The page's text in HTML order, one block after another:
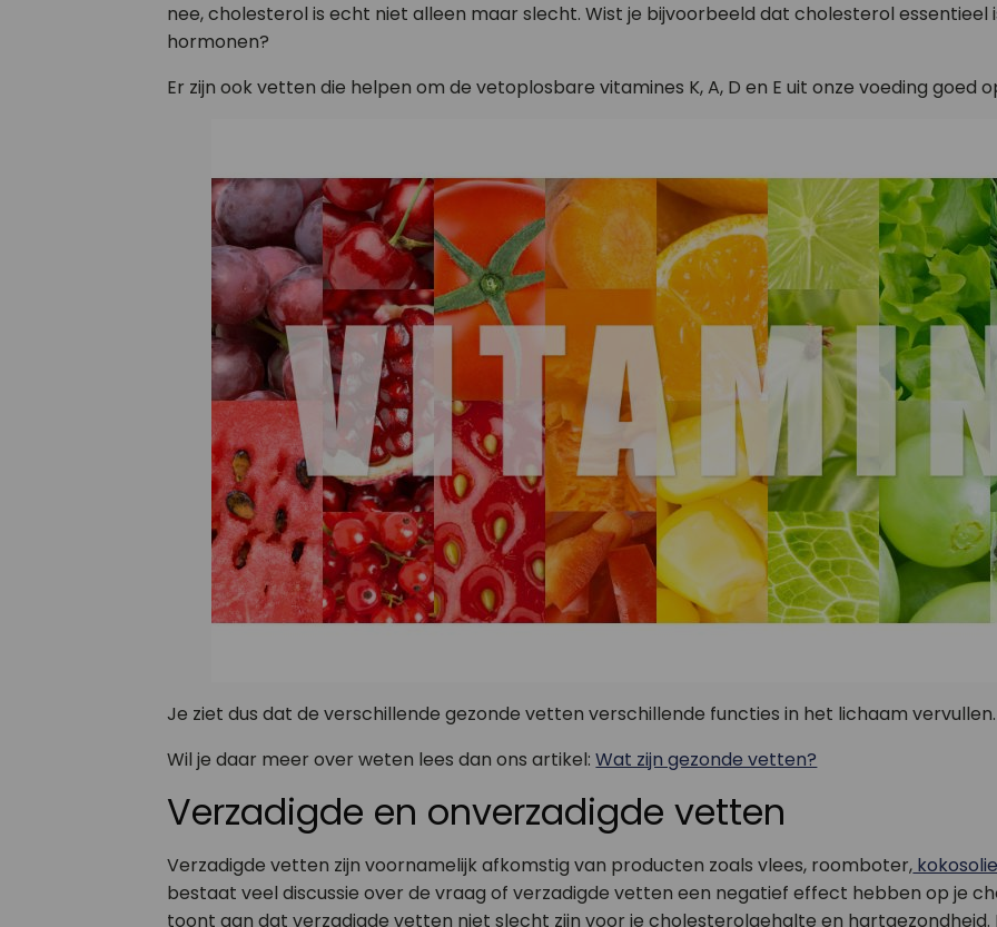
nee, cholesterol is echt niet alleen maar slecht. Wist je bijvoorbeeld dat cholesterol
hormonen?
Er zijn ook vetten die helpen om de vetoplosbare vitamines K, A, D en E uit onze voeding goed
Je ziet dus dat de verschillende gezonde vetten verschillende functies in het lichaam vervullen.
Wil je daar meer over weten lees dan ons artikel:Wat zijn gezonde vetten?
Verzadigde en onverzadigde vetten
Verzadigde vetten zijn voornamelijk afkomstig van producten zoals vlees, roomboter,
bestaat veel discussie over de vraag of verzadigde vetten een negatief effect hebben op je
toont aan dat verzadigde vetten niet slecht zijn voor je cholesterolgehalte en